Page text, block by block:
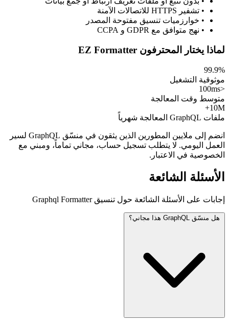
• تشفير HTTPS للاتصالات الآمنة
• خوارزميات تنسيق مفتوحة المصدر
• نهج متوافق مع GDPR و CCPA
لماذا يختار المحترفون EZ Formatter
99.9%
موثوقية التشغيل
<100ms
متوسط وقت المعالجة
10M+
ملفات GraphQL المعالجة شهرياً
انضم إلى ملايين المطورين الذين يثقون في منسّق GraphQL لسير
العمل اليومي. لا يتطلب تسجيل حساب، مجاني تماماً، ومبني مع
الخصوصية في الاعتبار.
الأسئلة الشائعة
إجابات على الأسئلة الشائعة حول تنسيق Graphql Formatter
هل منسّق GraphQL هذا مجاني؟